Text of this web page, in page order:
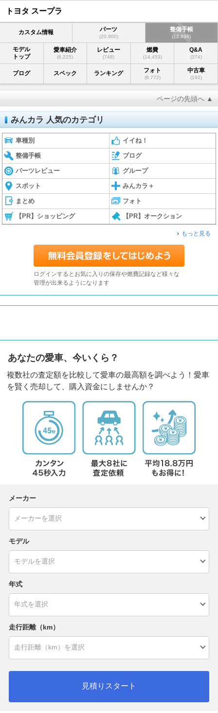
トヨタ スープラ
カスタム情報 パーツ
(20,900)
整備手帳
(12,698)
モデル
トップ
愛車紹介
(6,225)
レビュー
(748)
燃費
(14,453)
Q&A
(374)
ブログ スペック ランキング フォト
(8,772)
中古車
(192)
ページの先頭へ ▲
みんカラ 人気のカテゴリ
車種別 イイね！
整備手帳 ブログ
パーツレビュー グループ
スポット みんカラ＋
まとめ フォト
【PR】ショッピング 【PR】オークション
もっと見る
ログインするとお気に入りの保存や燃費記録など様々な
管理が出来るようになります
あなたの愛車、今いくら？
複数社の査定額を比較して愛車の最高額を調べよう！愛車
を賢く売却して、購入資金にしませんか？
メーカー
モデル
年式
走行距離（km）
見積りスタート